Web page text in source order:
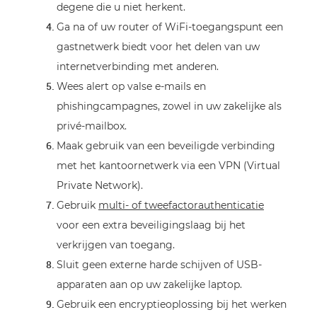
degene die u niet herkent.
Ga na of uw router of WiFi-toegangspunt een
gastnetwerk biedt voor het delen van uw
internetverbinding met anderen.
Wees alert op valse e-mails en
phishingcampagnes, zowel in uw zakelijke als
privé-mailbox.
Maak gebruik van een beveiligde verbinding
met het kantoornetwerk via een VPN (Virtual
Private Network).
Gebruik multi- of tweefactorauthenticatie
voor een extra beveiligingslaag bij het
verkrijgen van toegang.
Sluit geen externe harde schijven of USB-
apparaten aan op uw zakelijke laptop.
Gebruik een encryptieoplossing bij het werken